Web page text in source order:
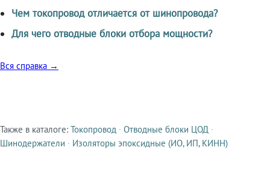
Чем токопровод отличается от шинопровода?
Для чего отводные блоки отбора мощности?
Вся справка →
Смежные продукты
Также в каталоге: Токопровод · Отводные блоки ЦОД ·
Шинодержатели · Изоляторы эпоксидные (ИО, ИП, КИНН)